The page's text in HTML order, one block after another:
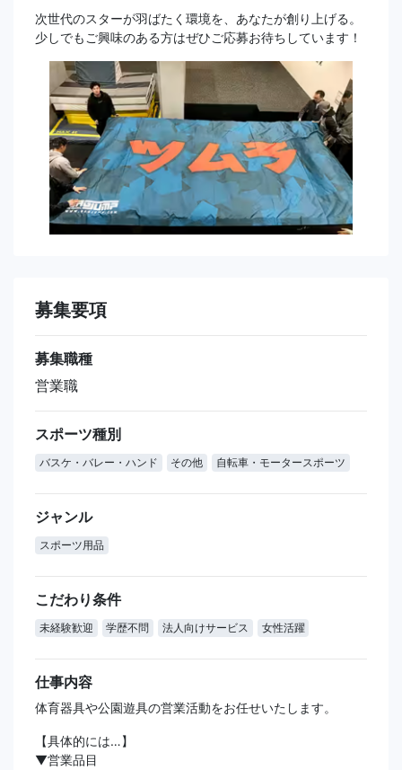
次世代のスターが羽ばたく環境を、あなたが創り上げる。
少しでもご興味のある方はぜひご応募お待ちしています！
募集要項
募集職種
営業職
スポーツ種別
バスケ・バレー・ハンド その他 自転車・モータースポーツ
ジャンル
スポーツ用品
こだわり条件
未経験歓迎 学歴不問 法人向けサービス 女性活躍
仕事内容
体育器具や公園遊具の営業活動をお任せいたします。
【具体的には…】
▼営業品目